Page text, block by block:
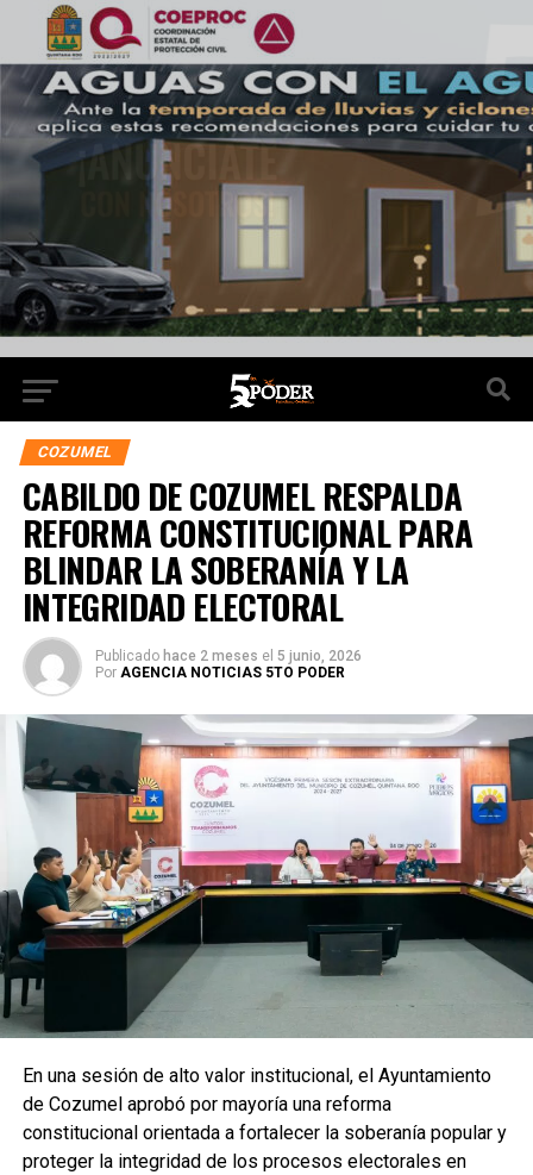
COZUMEL
CABILDO DE COZUMEL RESPALDA
REFORMA CONSTITUCIONAL PARA
BLINDAR LA SOBERANÍA Y LA
INTEGRIDAD ELECTORAL
Publicado hace 2 meses el 5 junio, 2026
Por AGENCIA NOTICIAS 5TO PODER
En una sesión de alto valor institucional, el Ayuntamiento
de Cozumel aprobó por mayoría una reforma
constitucional orientada a fortalecer la soberanía popular y
proteger la integridad de los procesos electorales en